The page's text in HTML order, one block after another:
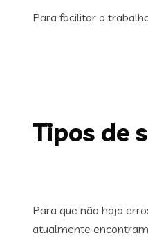
Para facilitar o
Tipos de
Para que não haja
atualmente